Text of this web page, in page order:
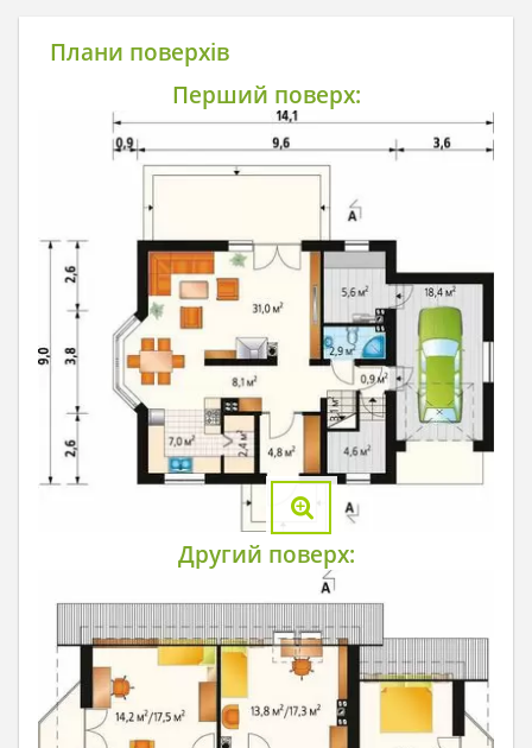
Плани поверхів
Перший поверх:
Другий поверх: